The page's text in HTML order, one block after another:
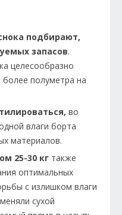
подбирают,
запасов.
целесообразно
полуметра на
во
влаги борта
материалов.
25-30 кг также
оптимальных
с излишком влаги
сухой